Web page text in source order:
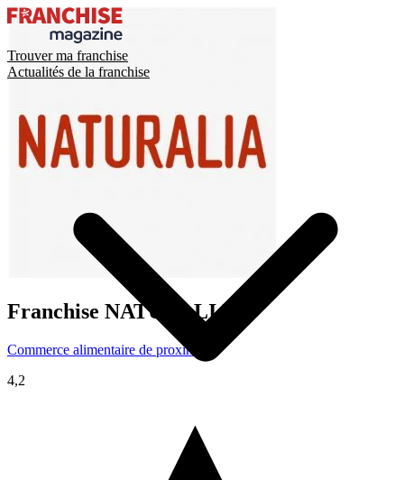
Trouver ma franchise
Actualités de la franchise
Franchise NATURALIA
Commerce alimentaire de proximité
4,2